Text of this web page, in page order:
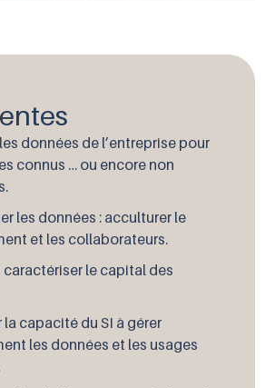
données de l’entreprise pour
connus … ou encore non
les données : acculturer le
et les collaborateurs.
caractériser le capital des
la capacité du SI à gérer
les données et les usages